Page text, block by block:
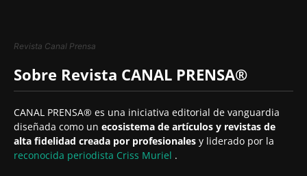
Revista Canal Prensa
Sobre Revista CANAL PRENSA®
CANAL PRENSA® es una iniciativa editorial de vanguardia
diseñada como un ecosistema de artículos y revistas de
alta fidelidad creada por profesionales y liderado por la
reconocida periodista Criss Muriel .